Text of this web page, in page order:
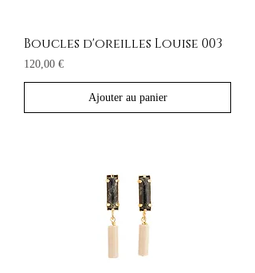
Boucles d'oreilles Louise 003
Prix
120,00 €
Ajouter au panier